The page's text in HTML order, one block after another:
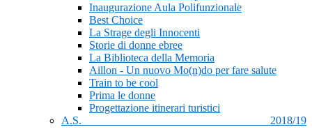
Inaugurazione Aula Polifunzionale
Best Choice
La Strage degli Innocenti
Storie di donne ebree
La Biblioteca della Memoria
Aillon - Un nuovo Mo(n)do per fare salute
Train to be cool
Prima le donne
Progettazione itinerari turistici
A.S. 2018/19